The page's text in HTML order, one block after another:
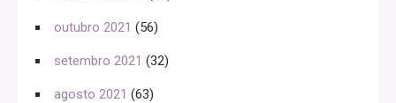
outubro 2021 (56)
setembro 2021 (32)
agosto 2021 (63)